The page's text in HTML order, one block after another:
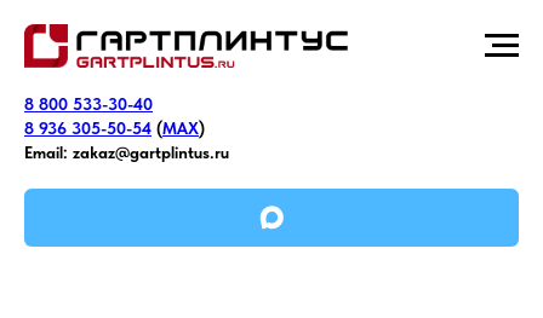
8 800 533-30-40
8 936 305-50-54 (MAX)
Email: zakaz@gartplintus.ru